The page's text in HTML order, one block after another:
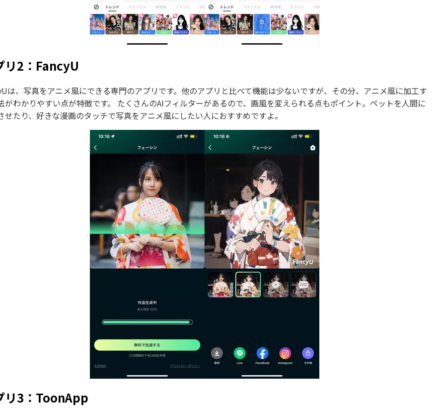
リ2：FancyU
は、写真をアニメ風にできる専門のアプリです。他のアプリと比べて機能は少ないですが、その分、アニメ風に加工す
がわかりやすい点が特徴です。 たくさんのAIフィルターがあるので、画風を変えられる点もポイント。ペットを人間に
せたり、好きな漫画のタッチで写真をアニメ風にしたい人におすすめですよ。
リ3：ToonApp